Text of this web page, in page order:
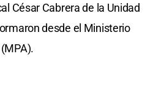
César Cabrera de la Unidad
desde el Ministerio